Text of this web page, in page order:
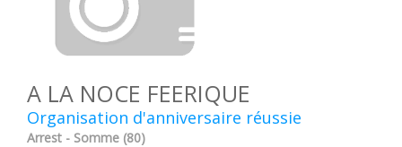
A LA NOCE FEERIQUE
Organisation d'anniversaire réussie
Arrest - Somme (80)